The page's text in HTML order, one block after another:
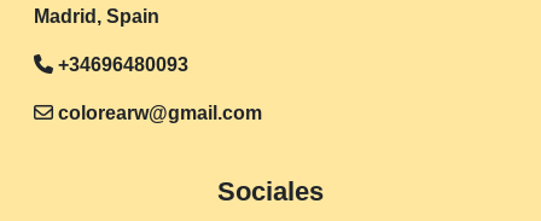
Madrid, Spain
+34696480093
colorearw@gmail.com
Sociales